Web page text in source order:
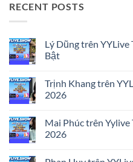
RECENT POSTS
Lý Dũng trên
Bật
on
Lý
Dũng
Trải
Nghiệm
Livestream
Trịnh Khang trên
2026
on
Trịnh
Khang
Mai Phúc trên
2026